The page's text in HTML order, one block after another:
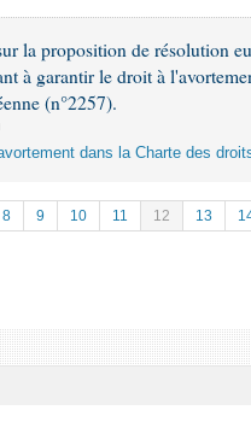
la proposition de résolution
à garantir le droit à
(n°2257).
dans la Charte des
8 9 10 11 12 13